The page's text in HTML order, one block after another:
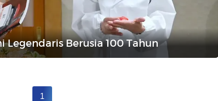
Legendaris Berusia 100 Tahun
1